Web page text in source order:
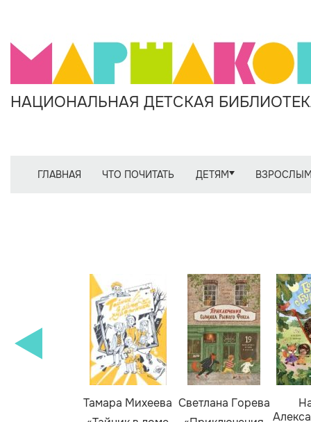
НАЦИОНАЛЬНАЯ ДЕТСКАЯ
ГЛАВНАЯ ЧТО ПОЧИТАТЬ ДЕТЯМ
Тамара Михеева Светлана Горева